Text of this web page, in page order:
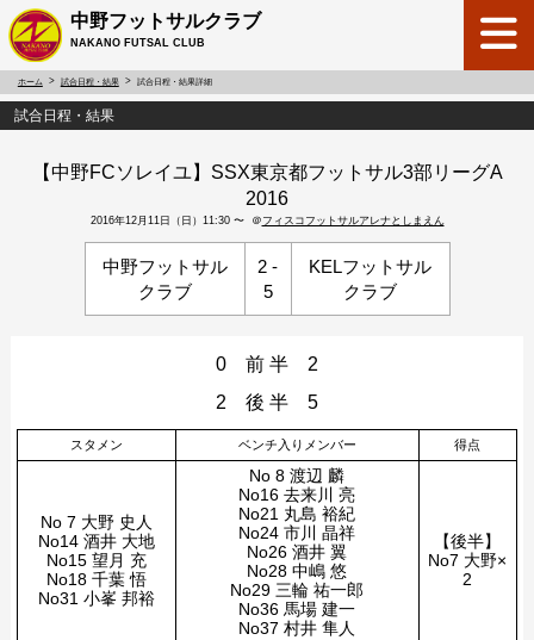
中野フットサルクラブ
NAKANO FUTSAL CLUB
ホーム 試合日程・結果 試合日程・結果詳細
試合日程・結果
【中野FCソレイユ】SSX東京都フットサル3部リーグA
2016
2016年12月11日（日）11:30 〜 ＠ フィスコフットサルアレナとしまえん
中野フットサル
クラブ
2 -
5
KELフットサル
クラブ
0 前 半 2
2 後 半 5
スタメン ベンチ入りメンバー 得点
No 7 大野 史人
No14 酒井 大地
No15 望月 充
No18 千葉 悟
No31 小峯 邦裕
No 8 渡辺 麟
No16 去来川 亮
No21 丸島 裕紀
No24 市川 晶祥
No26 酒井 翼
No28 中嶋 悠
No29 三輪 祐一郎
No36 馬場 建一
No37 村井 隼人
【後半】
No7 大野×
2